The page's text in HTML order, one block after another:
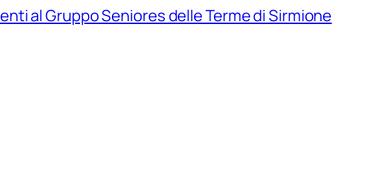
al Gruppo Seniores delle Terme di Sirmione